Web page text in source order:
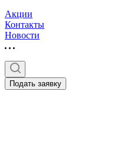
Акции
Контакты
Новости
Подать заявку